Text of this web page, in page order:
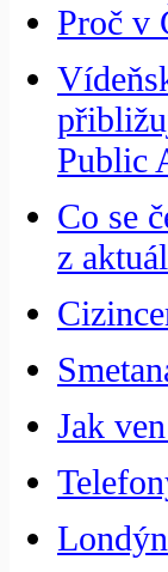
Proč v
Public
Co se
z
Jak